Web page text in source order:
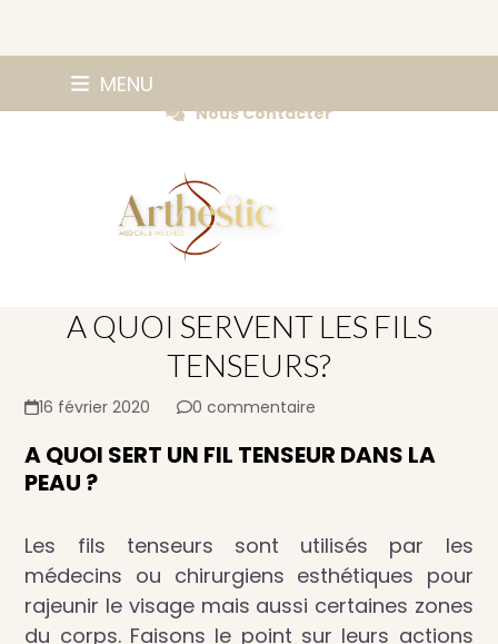
MENU
Nous Contacter
A QUOI SERVENT LES FILS
TENSEURS?
16 février 2020 0 commentaire
A QUOI SERT UN FIL TENSEUR DANS LA
PEAU ?
Les fils tenseurs sont utilisés par les
médecins ou chirurgiens esthétiques pour
rajeunir le visage mais aussi certaines zones
du corps. Faisons le point sur leurs actions